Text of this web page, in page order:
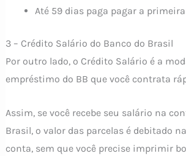
Até 59 dias paga pagar a
3 – Crédito Salário do Banco do Brasil
Por outro lado, o Crédito Salário é a
empréstimo do BB que você contrata
Assim, se você recebe seu salário na
Brasil, o valor das parcelas é debitado
conta, sem que você precise imprimir